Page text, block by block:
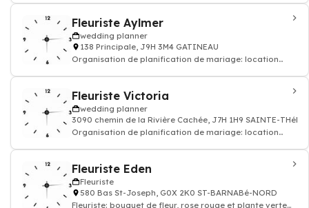
Fleuriste Aylmer
wedding planner
138 Principale, J9H 3M4 GATINEAU
Organisation de planification de mariage: location
Fleuriste Victoria
wedding planner
3090 chemin de la Rivière Cachée, J7H 1H9 SAINTE-
Organisation de planification de mariage: location
Fleuriste Eden
Fleuriste
580 Bas St-Joseph, G0X 2K0 ST-BARNABé-NORD
Fleuriste: bouquet de fleur, rose rouge et plante verte